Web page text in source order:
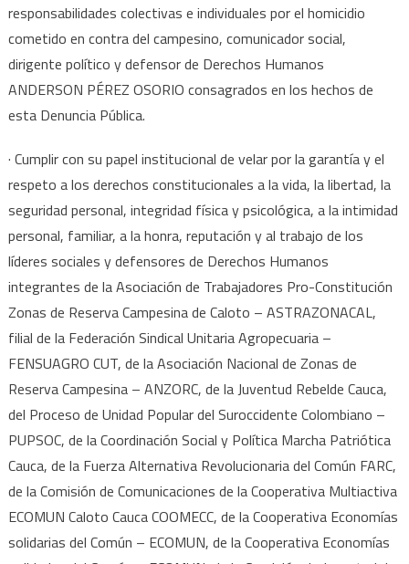
responsabilidades colectivas e individuales por el homicidio
cometido en contra del campesino, comunicador social,
dirigente político y defensor de Derechos Humanos
ANDERSON PÉREZ OSORIO consagrados en los hechos de
esta Denuncia Pública.
· Cumplir con su papel institucional de velar por la garantía y el
respeto a los derechos constitucionales a la vida, la libertad, la
seguridad personal, integridad física y psicológica, a la intimidad
personal, familiar, a la honra, reputación y al trabajo de los
líderes sociales y defensores de Derechos Humanos
integrantes de la Asociación de Trabajadores Pro-Constitución
Zonas de Reserva Campesina de Caloto – ASTRAZONACAL,
filial de la Federación Sindical Unitaria Agropecuaria –
FENSUAGRO CUT, de la Asociación Nacional de Zonas de
Reserva Campesina – ANZORC, de la Juventud Rebelde Cauca,
del Proceso de Unidad Popular del Suroccidente Colombiano –
PUPSOC, de la Coordinación Social y Política Marcha Patriótica
Cauca, de la Fuerza Alternativa Revolucionaria del Común FARC,
de la Comisión de Comunicaciones de la Cooperativa Multiactiva
ECOMUN Caloto Cauca COOMECC, de la Cooperativa Economías
solidarias del Común – ECOMUN, de la Cooperativa Economías